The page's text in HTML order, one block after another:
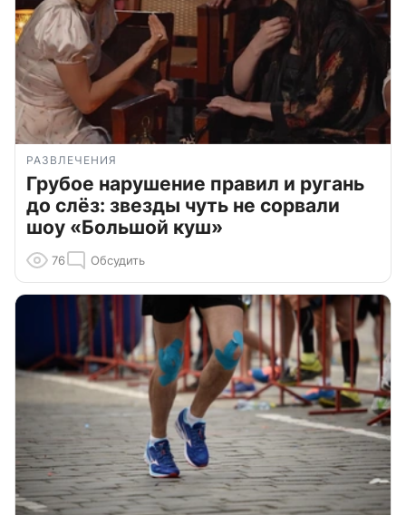
РАЗВЛЕЧЕНИЯ
Грубое нарушение правил и ругань
до слёз: звезды чуть не сорвали
шоу «Большой куш»
76 Обсудить